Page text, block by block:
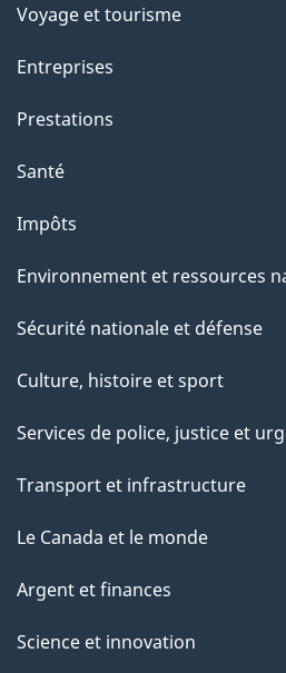
Voyage et tourisme
Entreprises
Prestations
Santé
Impôts
Environnement et ressources
Sécurité nationale et défense
Culture, histoire et sport
Services de police, justice et
Transport et infrastructure
Le Canada et le monde
Argent et finances
Science et innovation